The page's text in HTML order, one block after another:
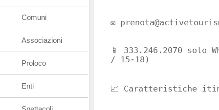
✉️
📱 333.246.2070 solo
/ 15-18)
📈 Caratteristiche
Comuni
Associazioni
Proloco
Enti